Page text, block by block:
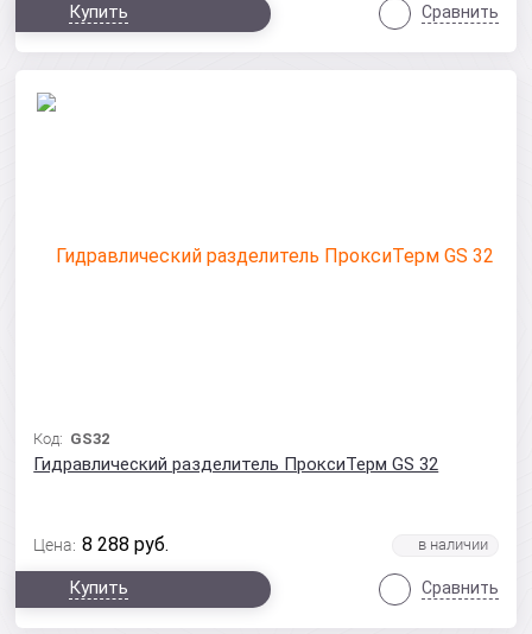
Купить Сравнить
Код: GS32
Гидравлический разделитель ПроксиТерм GS 32
Цена: 8 288 руб.
Купить Сравнить